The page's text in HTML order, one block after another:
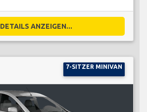
DETAILS ANZEIGEN...
7-SITZER MINIVAN